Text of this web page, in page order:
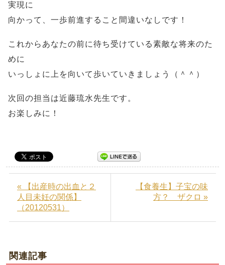
実現に
向かって、一歩前進すること間違いなしです！
これからあなたの前に待ち受けている素敵な将来のた
めに
いっしょに上を向いて歩いていきましょう（＾＾）
次回の担当は近藤琉水先生です。
お楽しみに！
« 【出産時の出血と２
人目未妊の関係】
（20120531）
【食養生】子宝の味
方？ ザクロ »
関連記事